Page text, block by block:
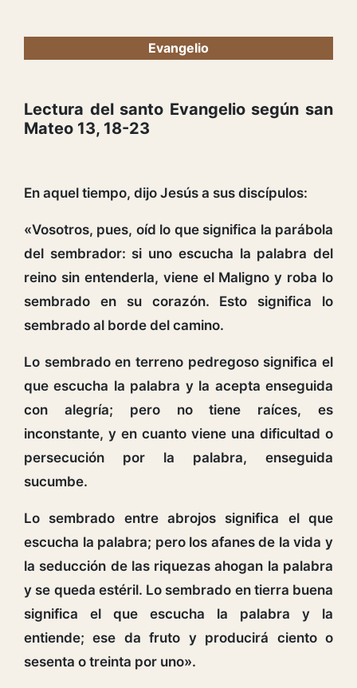
Evangelio
Lectura del santo Evangelio según san
Mateo 13, 18-23
En aquel tiempo, dijo Jesús a sus discípulos:
«Vosotros, pues, oíd lo que significa la parábola
del sembrador: si uno escucha la palabra del
reino sin entenderla, viene el Maligno y roba lo
sembrado en su corazón. Esto significa lo
sembrado al borde del camino.
Lo sembrado en terreno pedregoso significa el
que escucha la palabra y la acepta enseguida
con alegría; pero no tiene raíces, es
inconstante, y en cuanto viene una dificultad o
persecución por la palabra, enseguida
sucumbe.
Lo sembrado entre abrojos significa el que
escucha la palabra; pero los afanes de la vida y
la seducción de las riquezas ahogan la palabra
y se queda estéril. Lo sembrado en tierra buena
significa el que escucha la palabra y la
entiende; ese da fruto y producirá ciento o
sesenta o treinta por uno».